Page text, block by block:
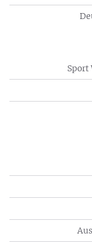
Sport